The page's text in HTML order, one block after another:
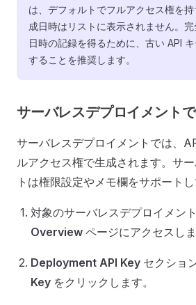
は、デフォルトでフルアクセス権を
成日時はリストに表示されません。
日時の記録を得るために、古い API
することを推奨します。
サーバレスデプロイメント
サーバレスデプロイメントでは、
ルアクセス権で生成されます。サ
トは権限設定やメモ欄をサポートし
対象のサーバレスデプロイメン
Overview ページにアクセスしま
Deployment API Key セクショ
Key をクリックします。